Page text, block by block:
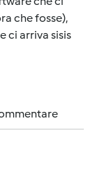
che fosse),
ci arriva sisis